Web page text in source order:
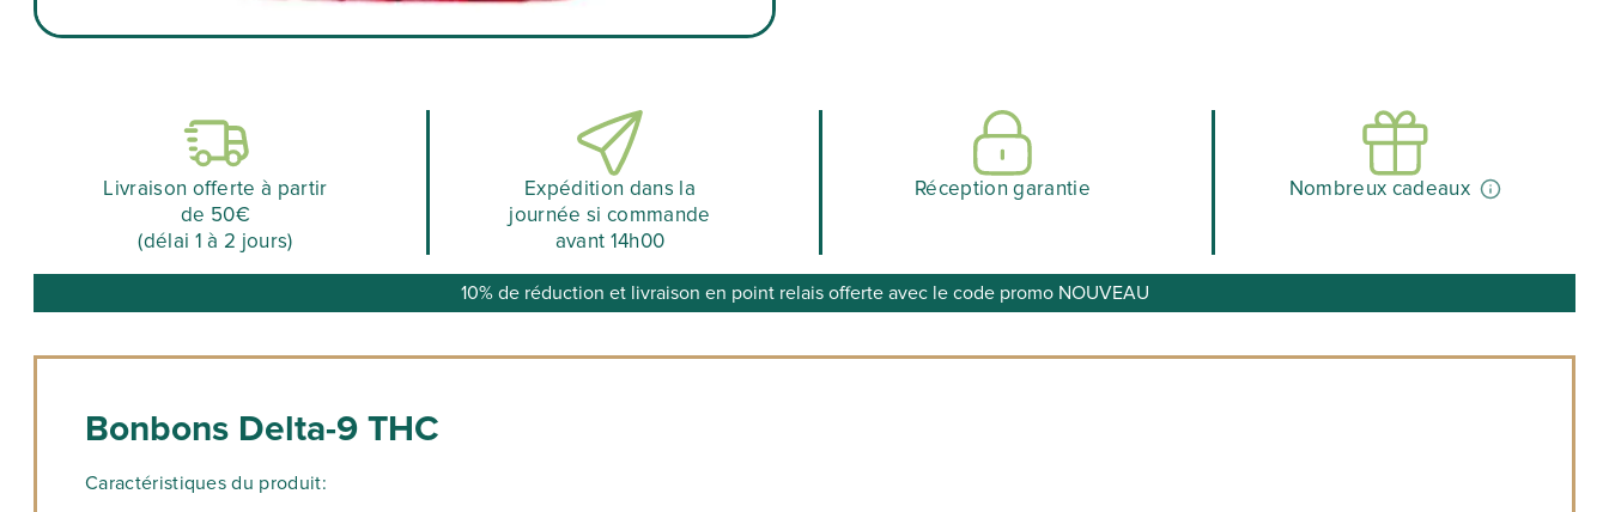
Livraison offerte à partir
de 50€
(délai 1 à 2 jours)
Expédition dans la
journée si commande
avant 14h00
Réception garantie Nombreux cadeaux
10% de réduction et livraison en point relais offerte avec le code promo NOUVEAU
Bonbons Delta-9 THC
Caractéristiques du produit: